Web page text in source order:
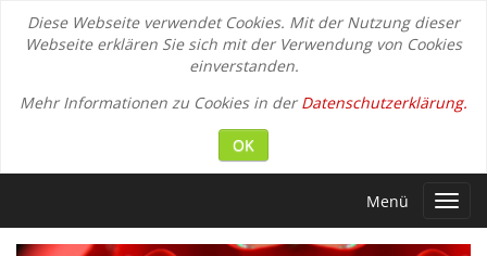
Diese Webseite verwendet Cookies. Mit der Nutzung dieser
Webseite erklären Sie sich mit der Verwendung von Cookies
einverstanden.
Mehr Informationen zu Cookies in derDatenschutzerklärung.
OK
Menü